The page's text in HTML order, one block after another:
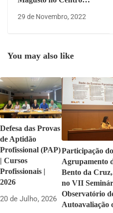
29 de Novembro, 2022
You may also like
Defesa das Provas
de Aptidão
Profissional (PAP)
| Cursos
Profissionais |
2026
20 de Julho, 2026
Participação do
Agrupamento
Bento da
no VII
Observatório
Autoavaliação